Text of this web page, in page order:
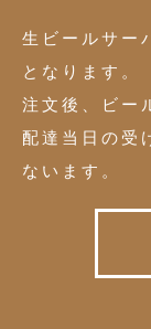
生ビールサー
となります。
注文後、ビー
配達当日の受
ないます。